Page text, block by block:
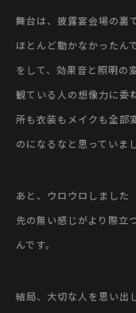
舞台は、披露宴会場の裏
ほとんど動かなかったん
をして、効果音と照明の
観ている人の想像力に委
所も衣装もメイクも全部
のになるなと思っていま
あと、ウロウロしました
先の無い感じがより際立
んです。
結局、大切な人を思い出